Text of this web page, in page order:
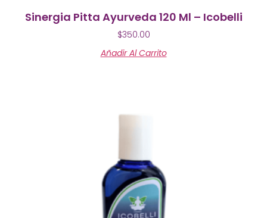
Sinergia Pitta Ayurveda 120 Ml – Icobelli
$350.00
Añadir Al Carrito